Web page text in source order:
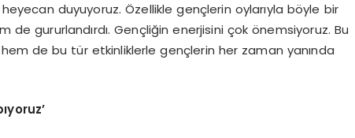
duyuyoruz. Özellikle gençlerin oylarıyla böyle bir
gururlandırdı. Gençliğin enerjisini çok önemsiyoruz. Bu
de bu tür etkinliklerle gençlerin her zaman yanında
’